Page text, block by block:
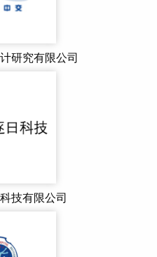
研究有限公司
技有限公司